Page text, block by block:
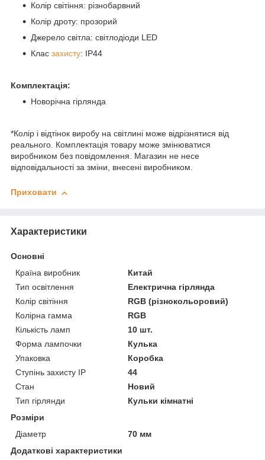
Колір світіння: різнобарвний
Колір дроту: прозорий
Джерело світла: світлодіоди LED
Клас захисту: IP44
Комплектація:
Новорічна гірлянда
*Колір і відтінок виробу на світлині може відрізнятися від
реального. Комплектація товару може змінюватися
виробником без повідомлення. Магазин не несе
відповідальності за зміни, внесені виробником.
Приховати
Характеристики
Основні
Країна виробник
Китай
Тип освітлення
Електрична гірлянда
Колір світіння
RGB (різнокольоровий)
Колірна гамма
RGB
Кількість ламп
10 шт.
Форма лампочки
Кулька
Упаковка
Коробка
Ступінь захисту IP
44
Стан
Новий
Тип гірлянди
Кульки кімнатні
Розміри
Діаметр
70 мм
Додаткові характеристики